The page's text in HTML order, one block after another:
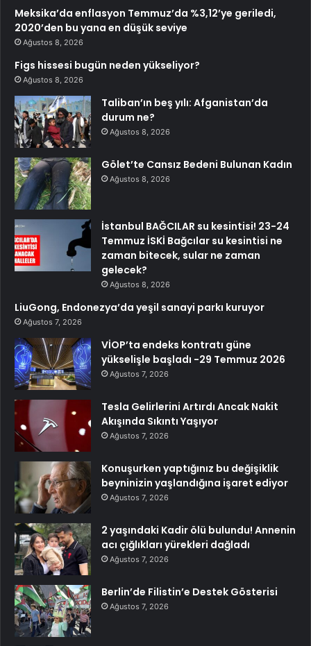
Meksika’da enflasyon Temmuz’da %3,12’ye geriledi,
2020’den bu yana en düşük seviye
Ağustos 8, 2026
Figs hissesi bugün neden yükseliyor?
Ağustos 8, 2026
Taliban’ın beş yılı: Afganistan’da
durum ne?
Ağustos 8, 2026
Gölet’te Cansız Bedeni Bulunan Kadın
Ağustos 8, 2026
İstanbul BAĞCILAR su kesintisi! 23-24
Temmuz İSKİ Bağcılar su kesintisi ne
zaman bitecek, sular ne zaman
gelecek?
Ağustos 8, 2026
LiuGong, Endonezya’da yeşil sanayi parkı kuruyor
Ağustos 7, 2026
VİOP’ta endeks kontratı güne
yükselişle başladı -29 Temmuz 2026
Ağustos 7, 2026
Tesla Gelirlerini Artırdı Ancak Nakit
Akışında Sıkıntı Yaşıyor
Ağustos 7, 2026
Konuşurken yaptığınız bu değişiklik
beyninizin yaşlandığına işaret ediyor
Ağustos 7, 2026
2 yaşındaki Kadir ölü bulundu! Annenin
acı çığlıkları yürekleri dağladı
Ağustos 7, 2026
Berlin’de Filistin’e Destek Gösterisi
Ağustos 7, 2026